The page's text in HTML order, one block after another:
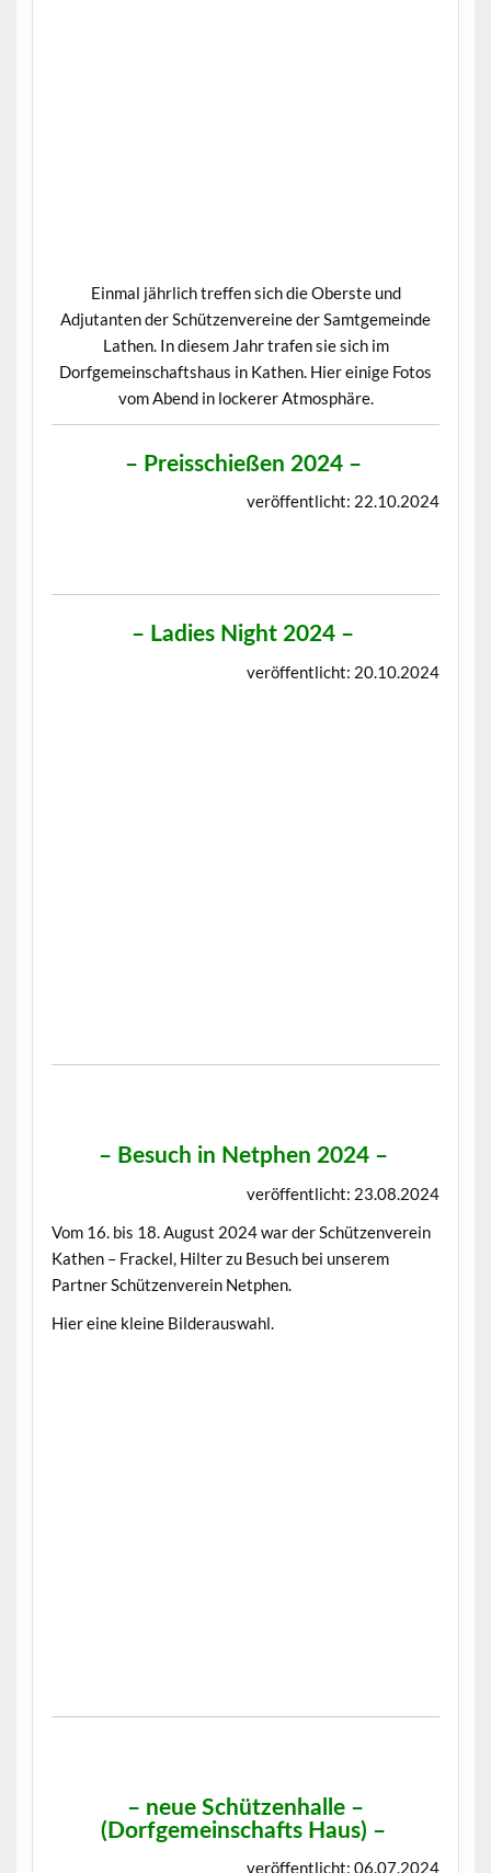
Einmal jährlich treffen sich die Oberste und
Adjutanten der Schützenvereine der Samtgemeinde
Lathen. In diesem Jahr trafen sie sich im
Dorfgemeinschaftshaus in Kathen. Hier einige Fotos
vom Abend in lockerer Atmosphäre.
– Preisschießen 2024 –
veröffentlicht: 22.10.2024
– Ladies Night 2024 –
veröffentlicht: 20.10.2024
– Besuch in Netphen 2024 –
veröffentlicht: 23.08.2024
Vom 16. bis 18. August 2024 war der Schützenverein
Kathen – Frackel, Hilter zu Besuch bei unserem
Partner Schützenverein Netphen.
Hier eine kleine Bilderauswahl.
– neue Schützenhalle –
(Dorfgemeinschafts Haus) –
veröffentlicht: 06.07.2024